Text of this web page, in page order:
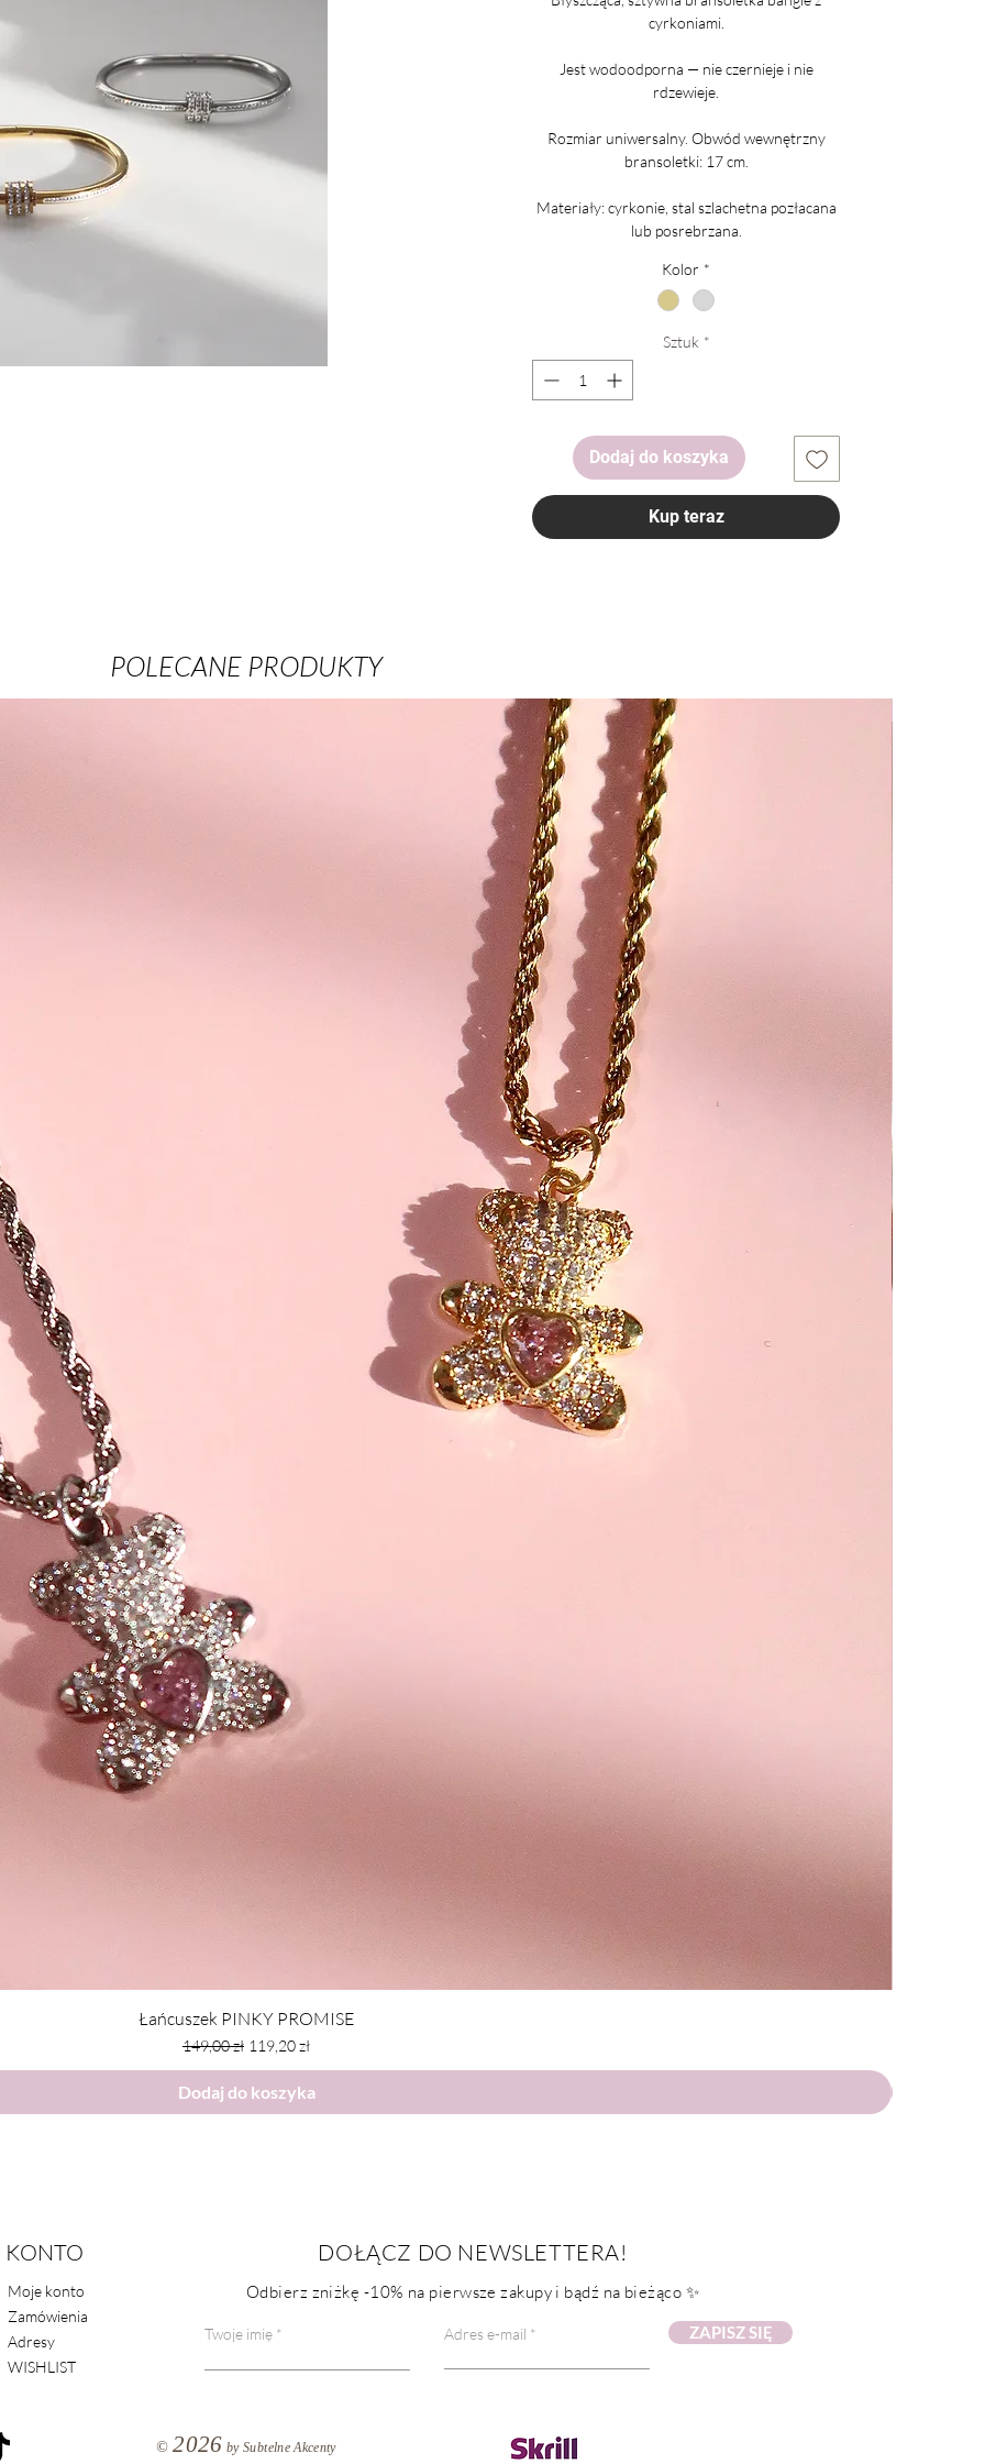
cyrkoniami.
Jest wodoodporna — nie czernieje i nie
rdzewieje.
Rozmiar uniwersalny. Obwód wewnętrzny
bransoletki: 17 cm.
Materiały: cyrkonie, stal szlachetna pozłacana
lub posrebrzana.
Kolor *
Sztuk *
Dodaj do koszyka
Kup teraz
POLECANE PRODUKTY
Łańcuszek PINKY PROMISE
Regularna cena
149,00 zł Cena rabatowa
119,20 zł
Dodaj do koszyka
KONTO
Moje konto
Zamówienia
Adresy
WISHLIST
DOŁĄCZ DO NEWSLETTERA!
Odbierz zniżkę -10% na pierwsze zakupy i bądź na bieżąco ✨
Twoje imię Adres e-mail ZAPISZ SIĘ
© 2026 by Subtelne Akcenty